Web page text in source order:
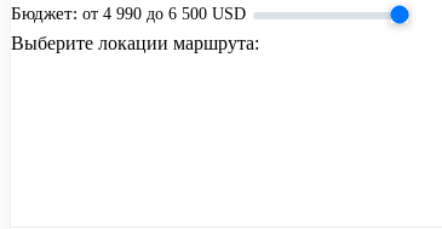
Бюджет: от 4 990 до 6 500 USD
Выберите локации маршрута: